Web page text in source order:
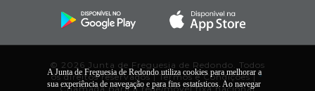
© 2026 Junta de Freguesia de Redondo. Todos
os direitos reservados |Termos e Condições|*
Chamada para a rede/móvel fixa nacional
A Junta de Freguesia de Redondo utiliza cookies para melhorar a
sua experiência de navegação e para fins estatísticos. Ao navegar